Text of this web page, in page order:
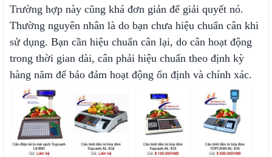
Trường hợp này cũng khá đơn giản để giải quyết nó.
Thường nguyên nhân là do bạn chưa hiệu chuẩn cân khi
sử dụng. Bạn cần hiệu chuẩn cân lại, do cân hoạt động
trong thời gian dài, cân phải hiệu chuẩn theo định kỳ
hàng năm để bảo đảm hoạt động ổn định và chính xác.